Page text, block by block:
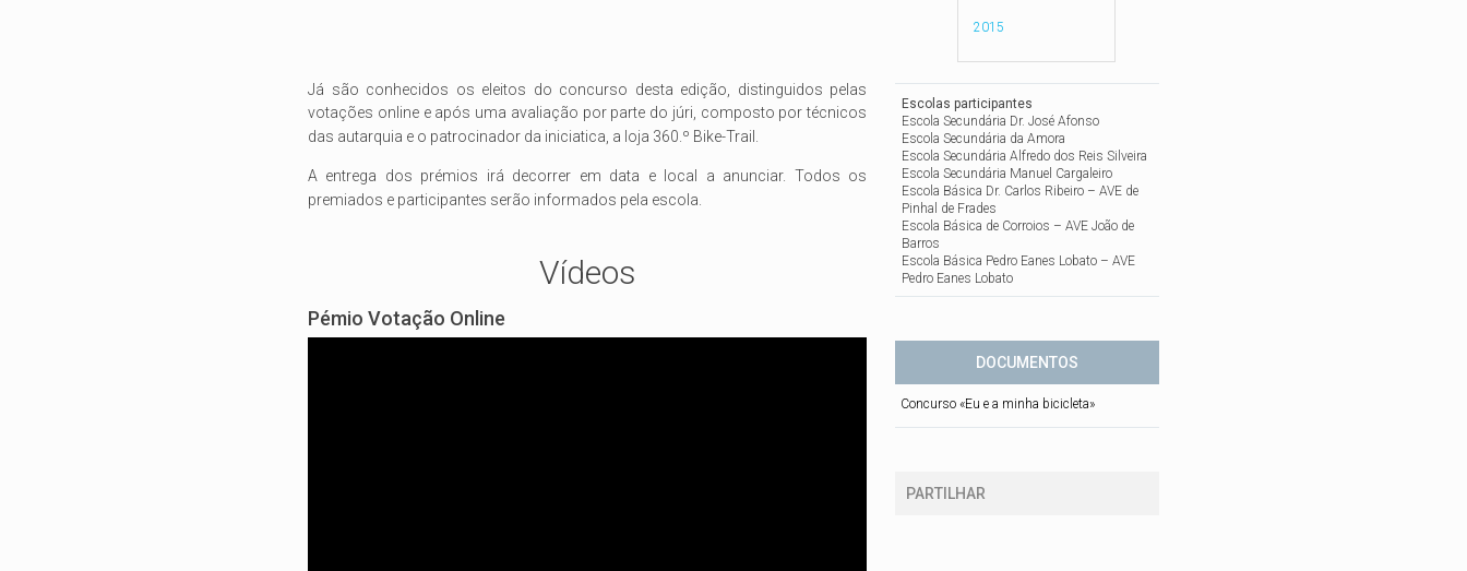
2015
Já são conhecidos os eleitos do concurso desta edição, distinguidos pelas
votações online e após uma avaliação por parte do júri, composto por técnicos
das autarquia e o patrocinador da iniciatica, a loja 360.º Bike-Trail.
A entrega dos prémios irá decorrer em data e local a anunciar. Todos os
premiados e participantes serão informados pela escola.
Vídeos
Pémio Votação Online
Escolas participantes
Escola Secundária Dr. José Afonso
Escola Secundária da Amora
Escola Secundária Alfredo dos Reis Silveira
Escola Secundária Manuel Cargaleiro
Escola Básica Dr. Carlos Ribeiro – AVE de
Pinhal de Frades
Escola Básica de Corroios – AVE João de
Barros
Escola Básica Pedro Eanes Lobato – AVE
Pedro Eanes Lobato
DOCUMENTOS
Concurso «Eu e a minha bicicleta»
PARTILHAR